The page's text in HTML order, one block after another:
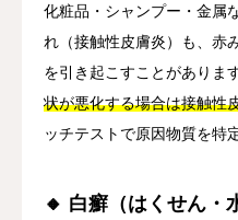
化粧品・シャンプー・金属
れ（接触性皮膚炎）も、赤
を引き起こすことがあります
状が悪化する場合は接触性
ッチテストで原因物質を特
🔸 白癬（はくせん・